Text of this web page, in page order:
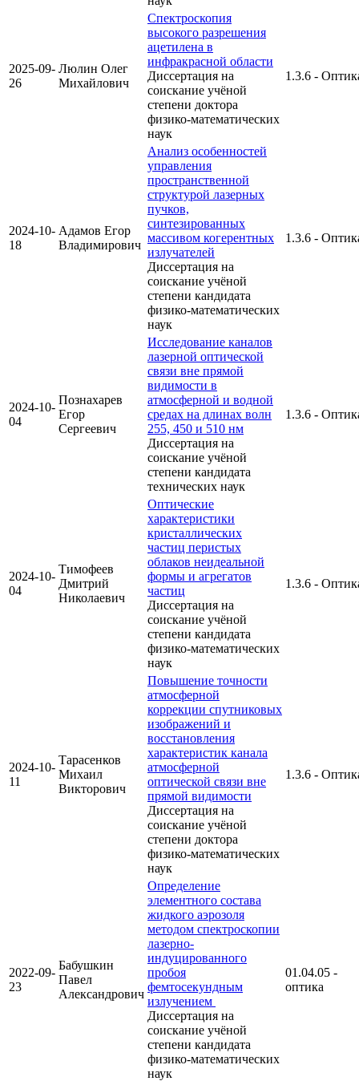
2025-09-
26
Люлин Олег
Михайлович
Спектроскопия
высокого разрешения
ацетилена в
инфракрасной области
Диссертация на
соискание учёной
степени доктора
физико-математических
наук
1.3.6 -
2024-10-
18
Адамов Егор
Владимирович
Анализ особенностей
управления
пространственной
структурой лазерных
пучков,
синтезированных
массивом когерентных
излучателей
Диссертация на
соискание учёной
степени кандидата
физико-математических
наук
1.3.6 -
2024-10-
04
Познахарев
Егор
Сергеевич
Исследование каналов
лазерной оптической
связи вне прямой
видимости в
атмосферной и водной
средах на длинах волн
255, 450 и 510 нм
Диссертация на
соискание учёной
степени кандидата
технических наук
1.3.6 -
2024-10-
04
Тимофеев
Дмитрий
Николаевич
Оптические
характеристики
кристаллических
частиц перистых
облаков неидеальной
формы и агрегатов
частиц
Диссертация на
соискание учёной
степени кандидата
физико-математических
наук
1.3.6 -
2024-10-
11
Тарасенков
Михаил
Викторович
Повышение точности
атмосферной
коррекции спутниковых
изображений и
восстановления
характеристик канала
атмосферной
оптической связи вне
прямой видимости
Диссертация на
соискание учёной
степени доктора
физико-математических
наук
1.3.6 -
2022-09-
23
Бабушкин
Павел
Александрович
Определение
элементного состава
жидкого аэрозоля
методом спектроскопии
лазерно-
индуцированного
пробоя
фемтосекундным
излучением
Диссертация на
соискание учёной
степени кандидата
физико-математических
наук
01.04.05 -
оптика